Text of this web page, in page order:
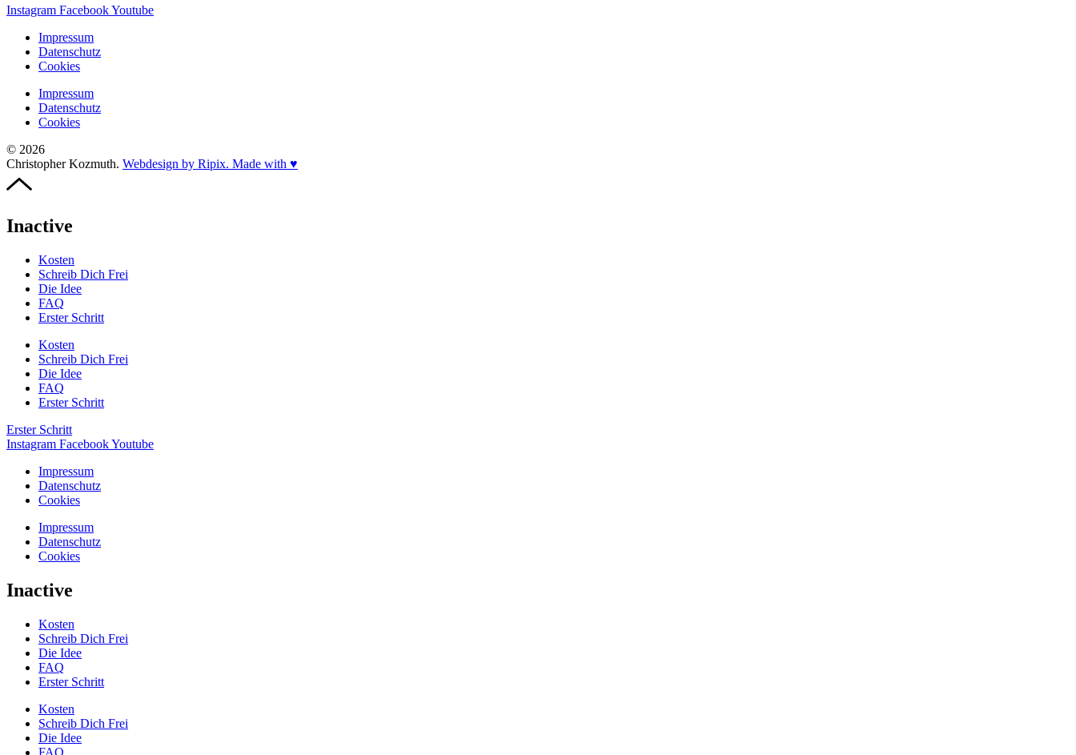
Instagram FacebookYoutube
Impressum
Datenschutz
Cookies
Impressum
Datenschutz
Cookies
© 2026
Christopher Kozmuth. Webdesign by Ripix. Made with ♥
Inactive
Kosten
Schreib Dich Frei
Die Idee
FAQ
Erster Schritt
Kosten
Schreib Dich Frei
Die Idee
FAQ
Erster Schritt
Erster Schritt
Instagram FacebookYoutube
Impressum
Datenschutz
Cookies
Impressum
Datenschutz
Cookies
Inactive
Kosten
Schreib Dich Frei
Die Idee
FAQ
Erster Schritt
Kosten
Schreib Dich Frei
Die Idee